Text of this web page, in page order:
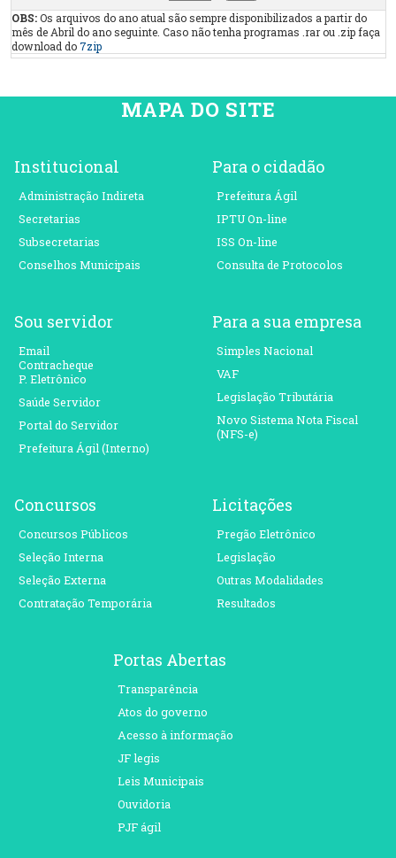
OBS:Os arquivos do ano atual são sempre disponibilizados a partir do
mês de Abril do ano seguinte. Caso não tenha programas .rar ou .zip faça
download do 7zip
MAPA DO SITE
Institucional
Administração Indireta
Secretarias
Subsecretarias
Conselhos Municipais
Para o cidadão
Prefeitura Ágil
IPTU On-line
ISS On-line
Consulta de Protocolos
Sou servidor
Email
Contracheque
P. Eletrônico
Saúde Servidor
Portal do Servidor
Prefeitura Ágil (Interno)
Para a sua empresa
Simples Nacional
VAF
Legislação Tributária
Novo Sistema Nota Fiscal
(NFS-e)
Concursos
Concursos Públicos
Seleção Interna
Seleção Externa
Contratação Temporária
Licitações
Pregão Eletrônico
Legislação
Outras Modalidades
Resultados
Portas Abertas
Transparência
Atos do governo
Acesso à informação
JF legis
Leis Municipais
Ouvidoria
PJF ágil